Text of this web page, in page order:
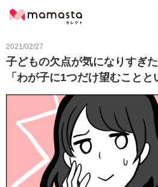
2021/02/27
子どもの欠点が気になりすぎ
「わが子に1つだけ望むことと